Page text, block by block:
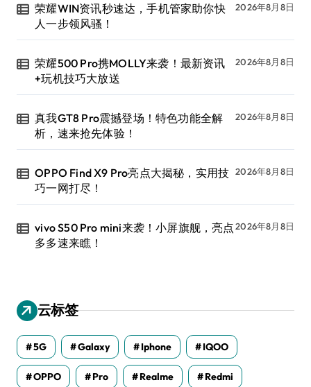
荣耀WIN资讯秒速达，手机管家助你快
人一步领风骚！
2026年8月8日
荣耀500 Pro携MOLLY来袭！最新资讯
+玩机技巧大放送
2026年8月8日
真我GT8 Pro震撼登场！特色功能全解
析，速来抢先体验！
2026年8月8日
OPPO Find X9 Pro亮点大揭秘，实用技
巧一网打尽！
2026年8月8日
vivo S50 Pro mini来袭！小屏旗舰，亮点
多多速来瞧！
2026年8月8日
云标签
5G Galaxy Iphone IQOO
OPPO Pro Realme Redmi